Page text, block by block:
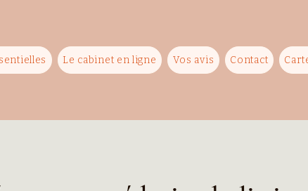
Le cabinet en ligne Vos avis Contact